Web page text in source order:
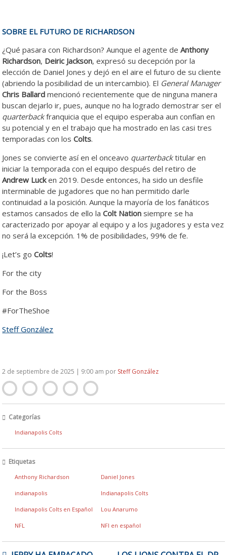
SOBRE EL FUTURO DE RICHARDSON
¿Qué pasara con Richardson? Aunque el agente deAnthony
Richardson, Deiric Jackson, expresó su decepción por la
elección de Daniel Jones y dejó en el aire el futuro de su cliente
(abriendo la posibilidad de un intercambio). El General Manager
Chris Ballard mencionó recientemente que de ninguna manera
buscan dejarlo ir, pues, aunque no ha logrado demostrar ser el
quarterbackfranquicia que el equipo esperaba aun confían en
su potencial y en el trabajo que ha mostrado en las casi tres
temporadas con losColts.
Jones se convierte así en el onceavo quarterbacktitular en
iniciar la temporada con el equipo después del retiro de
Andrew Lucken 2019. Desde entonces, ha sido un desfile
interminable de jugadores que no han permitido darle
continuidad a la posición. Aunque la mayoría de los fanáticos
estamos cansados de ello laColt Nation siempre se ha
caracterizado por apoyar al equipo y a los jugadores y esta vez
no será la excepción. 1% de posibilidades, 99% de fe.
¡Let’s goColts!
For the city
For the Boss
#ForTheShoe
Steff González
2 de septiembre de 2025 | 9:00 am por Steff González
Categorías
Indianapolis Colts
Etiquetas
Anthony Richardson Daniel Jones
indianapolis Indianapolis Colts
Indianapolis Colts en Español Lou Anarumo
NFL NFl en español